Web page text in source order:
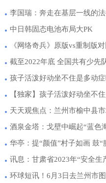
李国瑞：奔走在基层一线的法
中日韩固态电池布局大PK
《网络奇兵》原版vs重制版
截至2022年底 全国共有少先
孩子活泼好动坐不住是多动症吗？
【独家】孩子活泼好动坐不住是多动症
天天观焦点：兰州市榆中县市场监
酒泉金塔：戈壁中崛起“蓝色
华亭：提“颜值”村子如画 鼓“
讯息：甘肃省2023年“安全生
环球短讯！6月3日去兰州市